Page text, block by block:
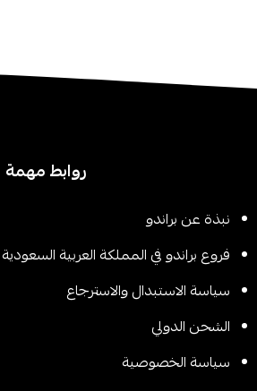
روابط مهمة
نبذة عن براندو
فروع براندو في المملكة العربية السعودية
سياسة الاستبدال والاسترجاع
الشحن الدولي
سیاسة الخصوصیة